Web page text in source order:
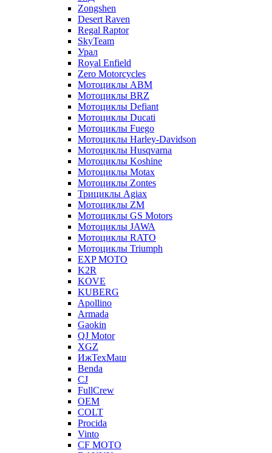
Zongshen
Desert Raven
Regal Raptor
SkyTeam
Урал
Royal Enfield
Zero Motorcycles
Мотоциклы ABM
Мотоциклы BRZ
Мотоциклы Defiant
Мотоциклы Ducati
Мотоциклы Fuego
Мотоциклы Harley-Davidson
Мотоциклы Husqvarna
Мотоциклы Koshine
Мотоциклы Motax
Мотоциклы Zontes
Трициклы Agiax
Мотоциклы ZM
Мотоциклы GS Motors
Мотоциклы JAWA
Мотоциклы RATO
Мотоциклы Triumph
EXP MOTO
K2R
KOVE
KUBERG
Apollino
Armada
Gaokin
QJ Motor
XGZ
ИжТехМаш
Benda
CJ
FullCrew
OEM
COLT
Procida
Vinto
CF MOTO